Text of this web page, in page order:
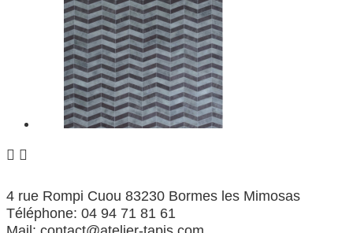
 
4 rue Rompi Cuou 83230 Bormes les Mimosas
Téléphone: 04 94 71 81 61